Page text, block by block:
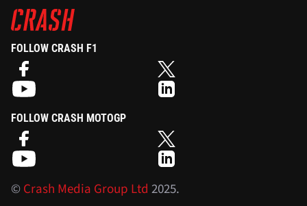
FOLLOW CRASH F1
FOLLOW CRASH MOTOGP
©Crash Media Group Ltd 2025.